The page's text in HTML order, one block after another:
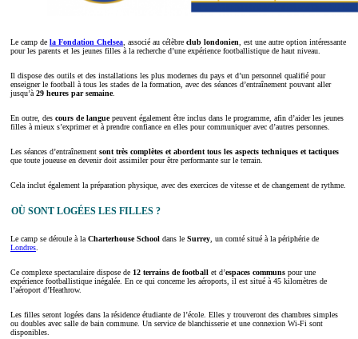
Le camp de la Fondation Chelsea , associé au célèbre club londonien , est une autre option intéressante
pour les parents et les jeunes filles à la recherche d’une expérience footballistique de haut niveau.
Il dispose des outils et des installations les plus modernes du pays et d’un personnel qualifié pour
enseigner le football à tous les stades de la formation, avec des séances d’entraînement pouvant aller
jusqu’à 29 heures par semaine.
En outre, des cours de languepeuvent également être inclus dans le programme, afin d’aider les jeunes
filles à mieux s’exprimer et à prendre confiance en elles pour communiquer avec d’autres personnes.
Les séances d’entraînement sont très complètes et abordent tous les aspects techniques et tactiques
que toute joueuse en devenir doit assimiler pour être performante sur le terrain.
Cela inclut également la préparation physique, avec des exercices de vitesse et de changement de rythme.
OÙ SONT LOGÉES LES FILLES ?
Le camp se déroule à la Charterhouse School dans le Surrey , un comté situé à la périphérie de
Londres
Ce complexe spectaculaire dispose de 12 terrains de football et d’espaces communs pour une
expérience footballistique inégalée. En ce qui concerne les aéroports, il est situé à 45 kilomètres de
l’aéroport d’Heathrow.
Les filles seront logées dans la résidence étudiante de l’école. Elles y trouveront des chambres simples
ou doubles avec salle de bain commune. Un service de blanchisserie et une connexion Wi-Fi sont
disponibles.